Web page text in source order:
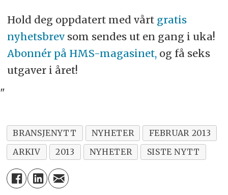
Hold deg oppdatert med vårt gratis
nyhetsbrevsom sendes ut en gang i uka!
Abonnér på HMS-magasinet,og få seks
utgaver i året!
"
BRANSJENYTT NYHETER
FEBRUAR 2013
ARKIV
2013 NYHETER SISTE NYTT